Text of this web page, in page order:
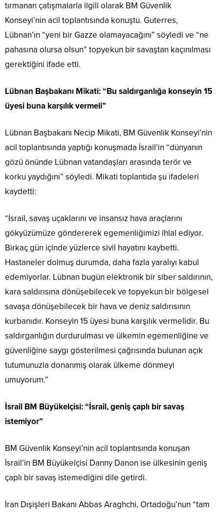
tırmanan çatışmalarla ilgili olarak BM Güvenlik
Konseyi’nin acil toplantısında konuştu. Guterres,
Lübnan’ın “yeni bir Gazze olamayacağını” söyledi ve “ne
pahasına olursa olsun” topyekun bir savaştan kaçınılması
gerektiğini ifade etti.
Lübnan Başbakanı Mikati: “Bu saldırganlığa konseyin 15
üyesi buna karşılık vermeli”
Lübnan Başbakanı Necip Mikati, BM Güvenlik Konseyi’nin
acil toplantısında yaptığı konuşmada İsrail’in “dünyanın
gözü önünde Lübnan vatandaşları arasında terör ve
korku yaydığını” söyledi. Mikati toplantıda şu ifadeleri
kaydetti:
“İsrail, savaş uçaklarını ve insansız hava araçlarını
gökyüzümüze göndererek egemenliğimizi ihlal ediyor.
Birkaç gün içinde yüzlerce sivil hayatını kaybetti.
Hastaneler dolmuş durumda, daha fazla yaralıyı kabul
edemiyorlar. Lübnan bugün elektronik bir siber saldırının,
kara saldırısına dönüşebilecek ve topyekun bir bölgesel
savaşa dönüşebilecek bir hava ve deniz saldırısının
kurbanıdır. Konseyin 15 üyesi buna karşılık vermelidir. Bu
saldırganlığın durdurulması ve ülkemin egemenliğine ve
güvenliğine saygı gösterilmesi çağrısında bulunan açık
tutumunuzla donanmış olarak ülkeme dönmeyi
umuyorum.”
İsrail BM Büyükelçisi: “İsrail, geniş çaplı bir savaş
istemiyor”
BM Güvenlik Konseyi’nin acil toplantısında konuşan
İsrail’in BM Büyükelçisi Danny Danon ise ülkesinin geniş
çaplı bir savaş istemediğini dile getirdi.
İran Dışişleri Bakanı Abbas Araghchi, Ortadoğu’nun “tam